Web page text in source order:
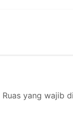
Ruas yang wajib